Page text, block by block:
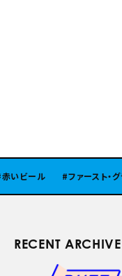
ビール ファースト・グラス
RECENT ARCHIVE